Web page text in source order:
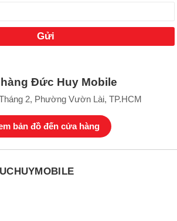
Đức Huy Mobile
2, Phường Vườn Lài, TP.HCM
bản đồ đến cửa hàng